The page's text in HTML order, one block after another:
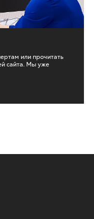
или прочитать
сайта. Мы уже